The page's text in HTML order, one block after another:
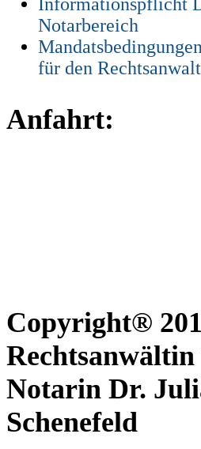
Notarbereich
für den
Anfahrt:
Copyright®
Notarin Dr.
Schenefeld